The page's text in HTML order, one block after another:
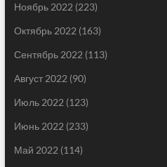
Ноябрь 2022 (223)
Октябрь 2022 (163)
Сентябрь 2022 (113)
Август 2022 (90)
Июль 2022 (123)
Июнь 2022 (233)
Май 2022 (114)